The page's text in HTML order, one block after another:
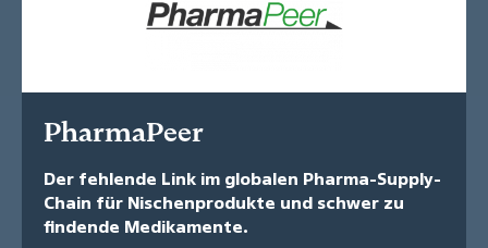
PharmaPeer
Der fehlende Link im globalen Pharma-Supply-
Chain für Nischenprodukte und schwer zu
findende Medikamente.